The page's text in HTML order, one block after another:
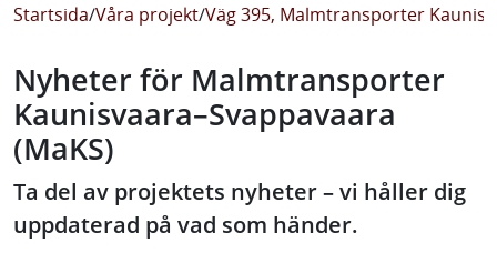
Startsida/Våra projekt/Väg 395, Malmtransporter
Nyheter för Malmtransporter
Kaunisvaara–Svappavaara
(MaKS)
Ta del av projektets nyheter – vi håller dig
uppdaterad på vad som händer.